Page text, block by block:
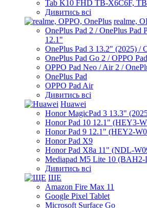
Tab K10 FHD TB-X6C6F,
Дивитись всі
realme,
OnePlus Pad 2 / OnePlus Pad
12.1"
OnePlus Pad 3 13.2" (2025) /
OnePlus Pad Go 2 / OPPO
OPPO Pad Neo / Air 2 /
OnePlus Pad
OPPO Pad Air
Дивитись всі
Huawei
Honor MagicPad 3 13.3"
Honor Pad 10 12.1" (HEY3-
Honor Pad 9 12.1" (HEY2-
Honor Pad X9
Honor Pad X8a 11" (NDL-
Mediapad M5 Lite 10 (BAH2-
Дивитись всі
ЩЕ
Amazon Fire Max 11
Google Pixel Tablet
Microsoft Surface Go